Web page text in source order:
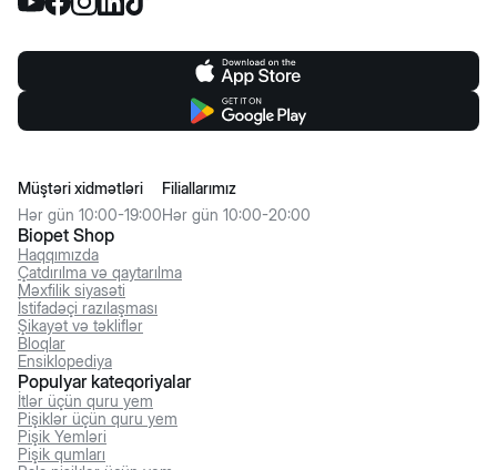
Biopet Shop
Haqqımızda
Çatdırılma və qaytarılma
Məxfilik siyasəti
İstifadəçi razılaşması
Şikayət və təkliflər
Bloqlar
Ensiklopediya
Müştəri xidmətləri
Hər gün 10:00-19:00
Filiallarımız
Hər gün 10:00-20:00
Populyar kateqoriyalar
İtlər üçün quru yem
Pişiklər üçün quru yem
Pişik Yemləri
Pişik qumları